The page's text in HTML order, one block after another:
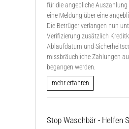
für die angebliche
eine Meldung über eine
Die Betrüger verlangen nun
Verifizierung zusätzlich
Ablaufdatum und
missbräuchliche Zahlungen
begangen werden.
mehr erfahren
Stop Waschbär - Helfen